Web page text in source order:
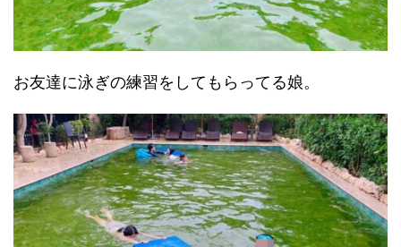
お友達に泳ぎの練習をしてもらってる娘。